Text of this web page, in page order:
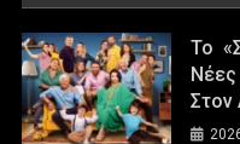
Το
Νέες
Στον